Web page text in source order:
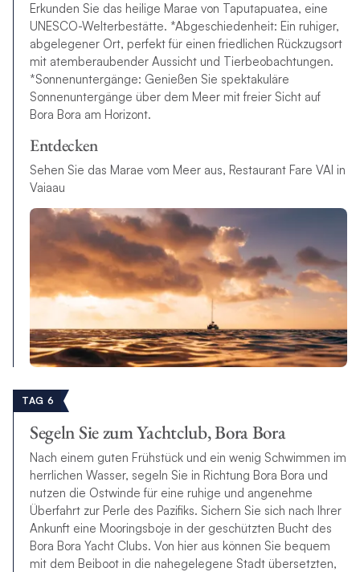
Erkunden Sie das heilige Marae von Taputapuatea, eine
UNESCO-Welterbestätte. *Abgeschiedenheit: Ein ruhiger,
abgelegener Ort, perfekt für einen friedlichen Rückzugsort
mit atemberaubender Aussicht und Tierbeobachtungen.
*Sonnenuntergänge: Genießen Sie spektakuläre
Sonnenuntergänge über dem Meer mit freier Sicht auf
Bora Bora am Horizont.
Entdecken
Sehen Sie das Marae vom Meer aus, Restaurant Fare VAI in
Vaiaau
TAG 6
Segeln Sie zum Yachtclub, Bora Bora
Nach einem guten Frühstück und ein wenig Schwimmen im
herrlichen Wasser, segeln Sie in Richtung Bora Bora und
nutzen die Ostwinde für eine ruhige und angenehme
Überfahrt zur Perle des Pazifiks. Sichern Sie sich nach Ihrer
Ankunft eine Mooringsboje in der geschützten Bucht des
Bora Bora Yacht Clubs. Von hier aus können Sie bequem
mit dem Beiboot in die nahegelegene Stadt übersetzten,